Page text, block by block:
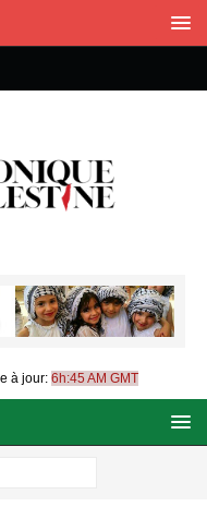
à jour: 6h:45 AM GMT